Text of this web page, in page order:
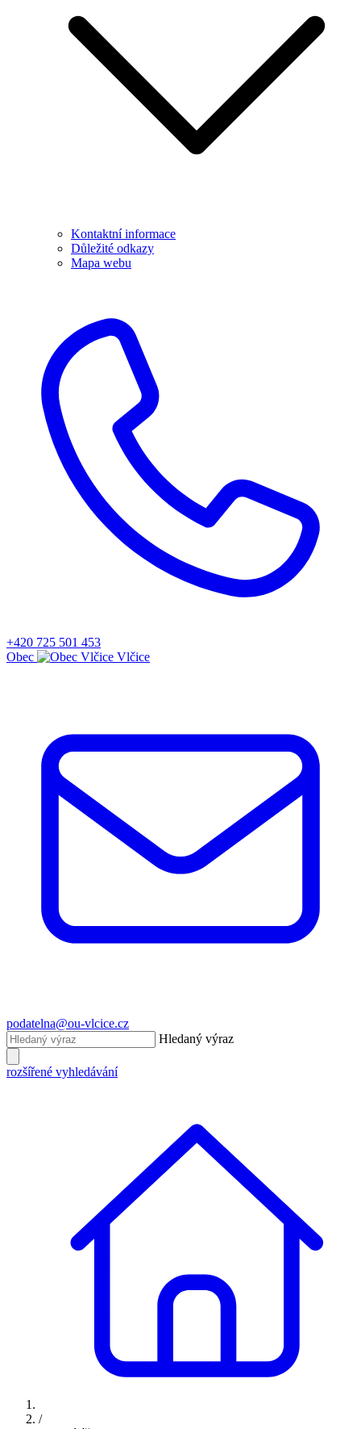
Kontaktní informace
Důležité odkazy
Mapa webu
+420 725 501 453
Obec
Vlčice
podatelna@ou-vlcice.cz
Hledaný výraz
rozšířené vyhledávání
/